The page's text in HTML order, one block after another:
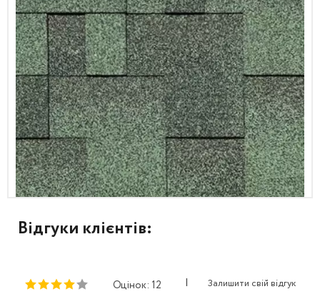
Відгуки клієнтів:
Оцінок: 12 | Залишити свій відгук